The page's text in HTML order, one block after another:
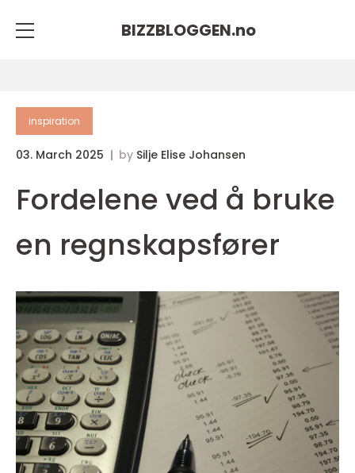
BIZZBLOGGEN.no
inspiration
03. March 2025 by Silje Elise Johansen
Fordelene ved å bruke
en regnskapsfører